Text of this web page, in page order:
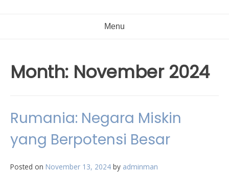
Menu
Month: November 2024
Rumania: Negara Miskin
yang Berpotensi Besar
Posted on November 13, 2024 by adminman